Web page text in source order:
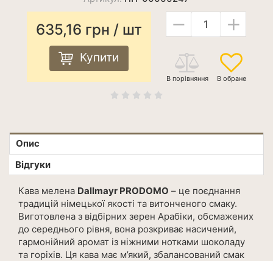
635,16 грн / шт
Купити
− +
Опис
Відгуки
Кава мелена Dallmayr PRODOMO – це поєднання
традицій німецької якості та витонченого смаку.
Виготовлена з відбірних зерен Арабіки, обсмажених
до середнього рівня, вона розкриває насичений,
гармонійний аромат із ніжними нотками шоколаду
та горіхів. Ця кава має м’який, збалансований смак